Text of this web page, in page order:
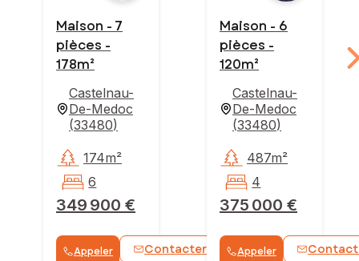
Maison - 7
pièces -
178m²
Castelnau-
De-Medoc
(33480)
349 900 €
174m²
6
Appeler Contacter WhatsApp
Maison - 6
pièces -
120m²
Castelnau-
De-Medoc
(33480)
375 000 €
487m²
4
Appeler